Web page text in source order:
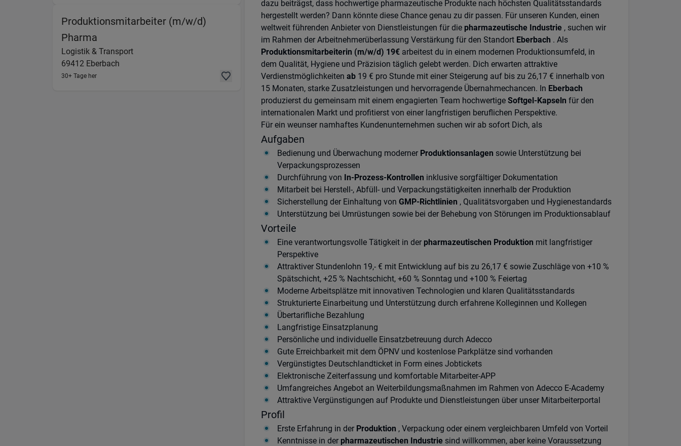
Produktionsmitarbeiter (m/w/d)
Pharma (Logistik & Transport) in 69412 Eberbach
Logistik & Transport
69412 Eberbach
30+ Tage her
dazu beiträgst, dass hochwertige pharmazeutische Produkte nach höchsten Qualitätsstandards
hergestellt werden? Dann könnte diese Chance genau zu dir passen. Für unseren Kunden, einen
weltweit führenden Anbieter von Dienstleistungen für die pharmazeutische Industrie, suchen wir
im Rahmen der Arbeitnehmerüberlassung Verstärkung für den Standort Eberbach . Als
Produktionsmitarbeiterin (m/w/d) 19€arbeitest du in einem modernen Produktionsumfeld, in
dem Qualität, Hygiene und Präzision täglich gelebt werden. Dich erwarten attraktive
Verdienstmöglichkeiten ab19 € pro Stunde mit einer Steigerung auf bis zu 26,17 € innerhalb von
15 Monaten, starke Zusatzleistungen und hervorragende Übernahmechancen. In Eberbach
produzierst du gemeinsam mit einem engagierten Team hochwertige Softgel-Kapseln für den
internationalen Markt und profitierst von einer langfristigen beruflichen Perspektive.
Für ein weunser namhaftes Kundenunternehmen suchen wir ab sofort Dich, als
Aufgaben
Bedienung und Überwachung moderner Produktionsanlagen sowie Unterstützung bei
Verpackungsprozessen
Durchführung von In-Prozess-Kontrollen inklusive sorgfältiger Dokumentation
Mitarbeit bei Herstell-, Abfüll- und Verpackungstätigkeiten innerhalb der Produktion
Sicherstellung der Einhaltung von GMP-Richtlinien , Qualitätsvorgaben und Hygienestandards
Unterstützung bei Umrüstungen sowie bei der Behebung von Störungen im Produktionsablauf
Vorteile
Eine verantwortungsvolle Tätigkeit in der pharmazeutischen Produktion mit langfristiger
Perspektive
Attraktiver Stundenlohn 19,- € mit Entwicklung auf bis zu 26,17 € sowie Zuschläge von +10 %
Spätschicht, +25 % Nachtschicht, +60 % Sonntag und +100 % Feiertag
Moderne Arbeitsplätze mit innovativen Technologien und klaren Qualitätsstandards
Strukturierte Einarbeitung und Unterstützung durch erfahrene Kolleginnen und Kollegen
Übertarifliche Bezahlung
Langfristige Einsatzplanung
Persönliche und individuelle Einsatzbetreuung durch Adecco
Gute Erreichbarkeit mit dem ÖPNV und kostenlose Parkplätze sind vorhanden
Vergünstigtes Deutschlandticket in Form eines Jobtickets
Elektronische Zeiterfassung und komfortable Mitarbeiter-APP
Umfangreiches Angebot an Weiterbildungsmaßnahmen im Rahmen von Adecco E-Academy
Attraktive Vergünstigungen auf Produkte und Dienstleistungen über unser Mitarbeiterportal
Profil
Erste Erfahrung in der Produktion , Verpackung oder einem vergleichbaren Umfeld von Vorteil
Kenntnisse in der pharmazeutischen Industriesind willkommen, aber keine Voraussetzung